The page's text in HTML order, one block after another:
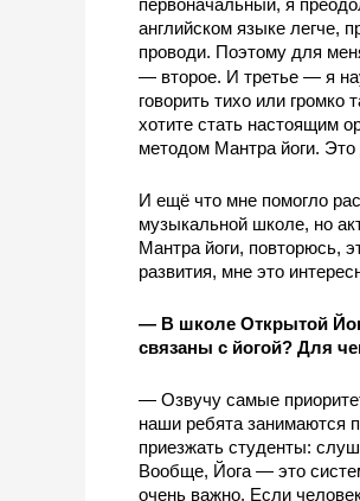
первоначальный, я
английском языке легче,
проводи. Поэтому для
— второе. И третье — я
говорить тихо или громко
хотите стать настоящим
методом Мантра йоги. Это
И ещё что мне помогло
музыкальной школе, но
Мантра йоги, повторюсь,
развития, мне это
— В школе Открытой
связаны с йогой? Для
— Озвучу самые
наши ребята занимаются
приезжать студенты:
Вообще, Йога — это
очень важно. Если